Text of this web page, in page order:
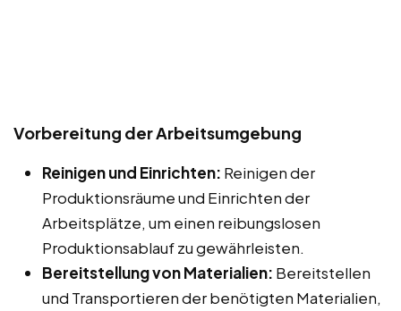
Vorbereitung der Arbeitsumgebung
Reinigen und Einrichten: Reinigen der
Produktionsräume und Einrichten der
Arbeitsplätze, um einen reibungslosen
Produktionsablauf zu gewährleisten.
Bereitstellung von Materialien: Bereitstellen
und Transportieren der benötigten Materialien,